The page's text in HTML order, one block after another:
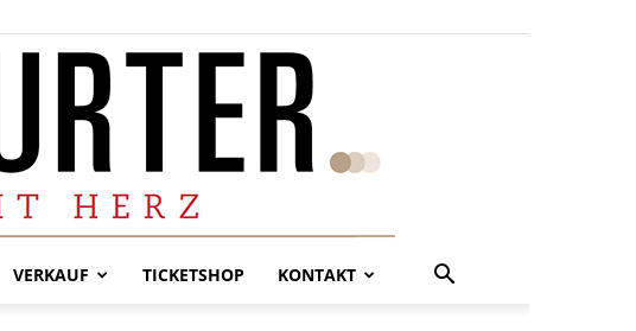
VERKAUF TICKETSHOP KONTAKT